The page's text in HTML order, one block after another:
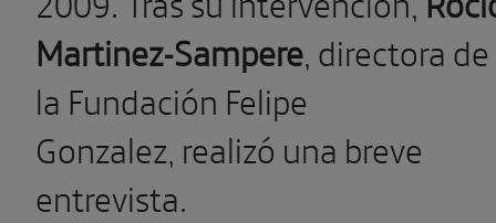
Martinez-Sampere, directora de
la Fundación Felipe
Gonzalez, realizó una breve
entrevista.